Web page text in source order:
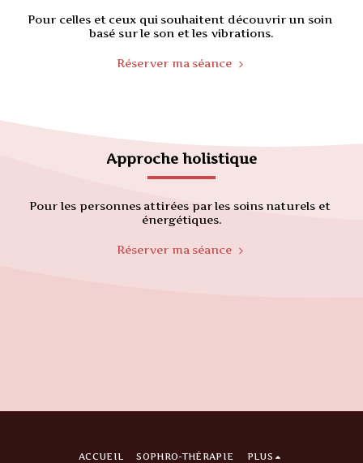
Pour celles et ceux qui souhaitent découvrir un soin
basé sur le son et les vibrations.
Réserver ma séance
Approche holistique
Pour les personnes attirées par les soins naturels et
énergétiques.
Réserver ma séance
ACCUEIL SOPHRO-THÉRAPIE PLUS